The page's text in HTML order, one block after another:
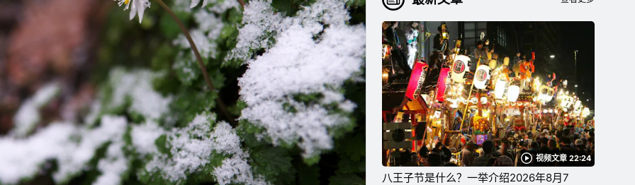
视频文章 22:24
八王子节是什么？一举介绍2026年8月7